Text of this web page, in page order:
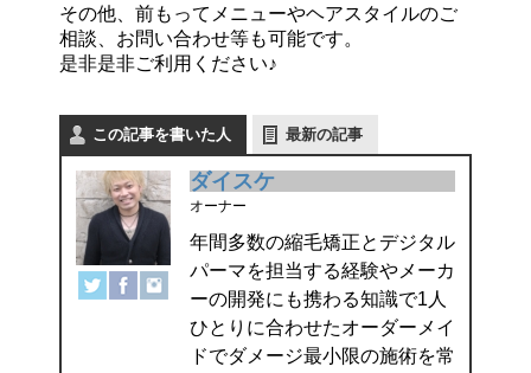
その他、前もってメニューやヘアスタイルのご
相談、お問い合わせ等も可能です。
是非是非ご利用ください♪
この記事を書いた人 最新の記事
ダイスケ
オーナー
年間多数の縮毛矯正とデジタル
パーマを担当する経験やメーカ
ーの開発にも携わる知識で1人
ひとりに合わせたオーダーメイ
ドでダメージ最小限の施術を常